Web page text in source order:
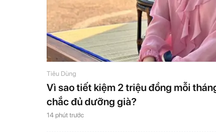
Tiêu Dùng
Vì sao tiết kiệm 2 triệu đồng mỗi
chắc đủ dưỡng già?
14 phút trước